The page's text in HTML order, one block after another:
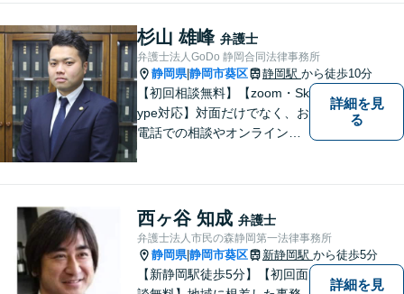
向き合うことを心がけていま
す。法人・個人事業主の事業
再建・債務整理の問題解決に
自信があります。
杉山 雄峰 弁護士
弁護士法人GoDo 静岡合同法律事務所
静岡県|静岡市葵区 静岡駅 から徒歩10分
【初回相談無料】【zoom・Sk
ype対応】対面だけでなく、お
電話での相談やオンライン相
だける最善の解決を目指しま
す。【ウェブ予約システムで
迅速な対応】
詳細を見
る
西ヶ谷 知成 弁護士
弁護士法人市民の森静岡第一法律事務所
静岡県|静岡市葵区 新静岡駅 から徒歩5分
【新静岡駅徒歩5分】【初回面
詳細を見